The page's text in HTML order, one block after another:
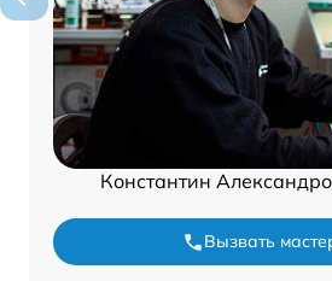
Константин
Вызвать